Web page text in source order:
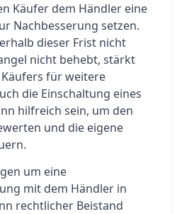
Käufer dem Händler eine
Nachbesserung setzen.
dieser Frist nicht
nicht behebt, stärkt
für weitere
die Einschaltung eines
hilfreich sein, um den
und die eigene
um eine
mit dem Händler in
rechtlicher Beistand